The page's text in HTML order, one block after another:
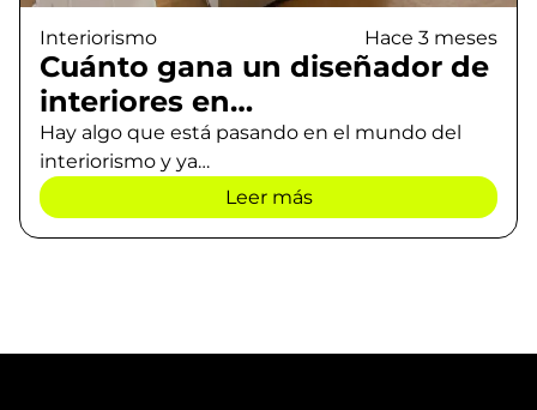
Interiorismo Hace 3 meses
Cuánto gana un diseñador de
interiores en…
Hay algo que está pasando en el mundo del
interiorismo y ya…
Leer más